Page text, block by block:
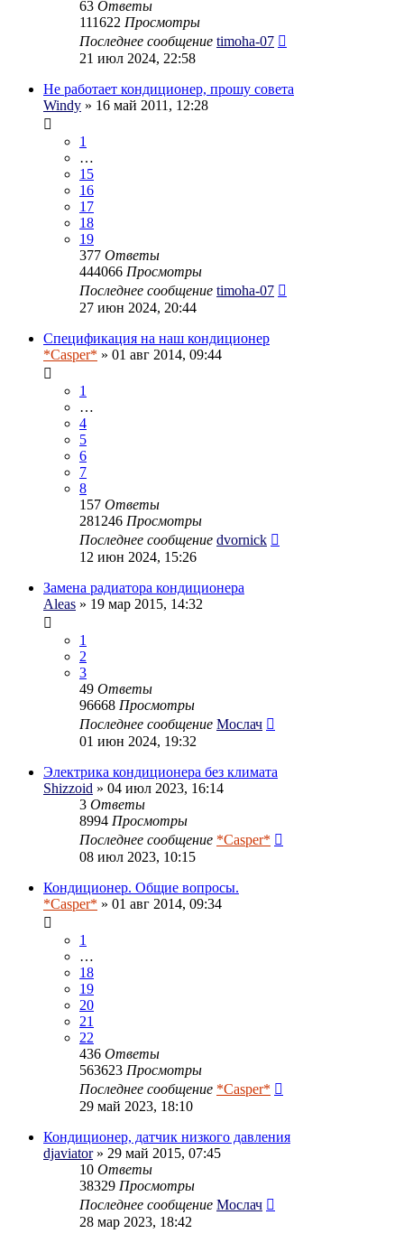
63 Ответы
111622 Просмотры
Последнее сообщение timoha-07
21 июл 2024, 22:58
Не работает кондиционер, прошу совета
Windy » 16 май 2011, 12:28
1
…
15
16
17
18
19
377 Ответы
444066 Просмотры
Последнее сообщение timoha-07
27 июн 2024, 20:44
Спецификация на наш кондиционер
*Casper* » 01 авг 2014, 09:44
1
…
4
5
6
7
8
157 Ответы
281246 Просмотры
Последнее сообщение dvornick
12 июн 2024, 15:26
Замена радиатора кондиционера
Aleas » 19 мар 2015, 14:32
1
2
3
49 Ответы
96668 Просмотры
Последнее сообщение Мослач
01 июн 2024, 19:32
Электрика кондиционера без климата
Shizzoid » 04 июл 2023, 16:14
3 Ответы
8994 Просмотры
Последнее сообщение *Casper*
08 июл 2023, 10:15
Кондиционер. Общие вопросы.
*Casper* » 01 авг 2014, 09:34
1
…
18
19
20
21
22
436 Ответы
563623 Просмотры
Последнее сообщение *Casper*
29 май 2023, 18:10
Кондиционер, датчик низкого давления
djaviator» 29 май 2015, 07:45
10 Ответы
38329 Просмотры
Последнее сообщение Мослач
28 мар 2023, 18:42